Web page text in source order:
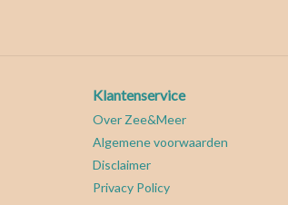
Klantenservice
Over Zee&Meer
Algemene voorwaarden
Disclaimer
Privacy Policy